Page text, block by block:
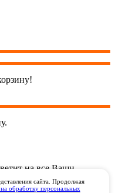
сайта. Продолжая
на обработку персональных
на все Ваши
WhatsApp